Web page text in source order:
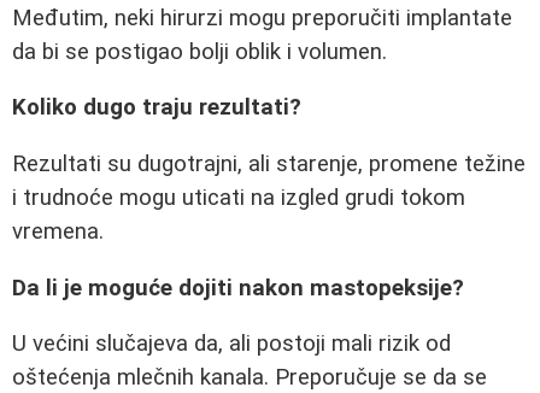
Međutim, neki hirurzi mogu preporučiti implantate
da bi se postigao bolji oblik i volumen.
Koliko dugo traju rezultati?
Rezultati su dugotrajni, ali starenje, promene težine
i trudnoće mogu uticati na izgled grudi tokom
vremena.
Da li je moguće dojiti nakon mastopeksije?
U većini slučajeva da, ali postoji mali rizik od
oštećenja mlečnih kanala. Preporučuje se da se